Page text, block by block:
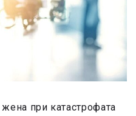
при катастрофата